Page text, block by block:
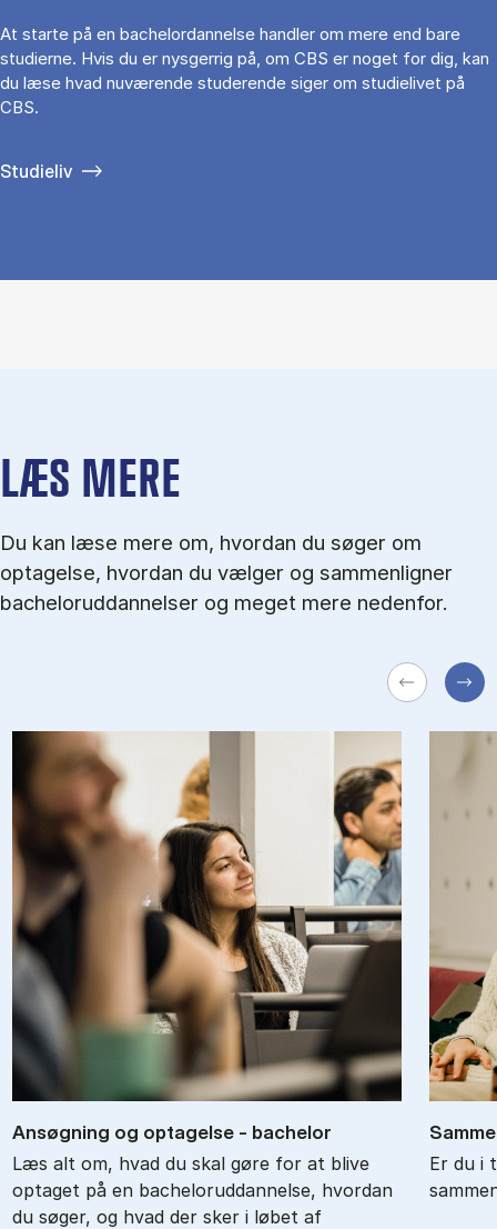
At starte på en bachelordannelse handler om mere end bare
studierne. Hvis du er nysgerrig på, om CBS er noget for dig, kan
du læse hvad nuværende studerende siger om studielivet på
CBS.
Studieliv
LÆS MERE
Du kan læse mere om, hvordan du søger om
optagelse, hvordan du vælger og sammenligner
bacheloruddannelser og meget mere nedenfor.
An­søg­ning og op­ta­gel­se - ba­chel­or
Læs alt om, hvad du skal gøre for at blive
optaget på en bacheloruddannelse, hvordan
du søger, og hvad der sker i løbet af
Er du i